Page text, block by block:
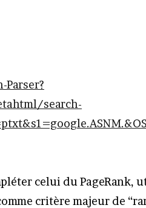
search-
celui du PageRank,
critère majeur de